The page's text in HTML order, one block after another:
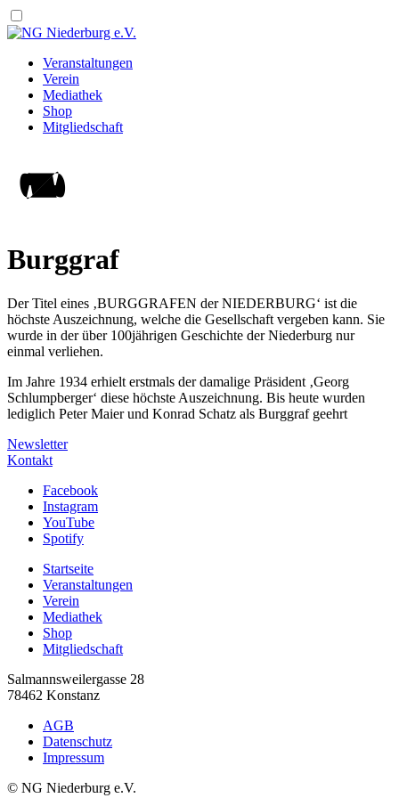
Veranstaltungen
Verein
Mediathek
Shop
Mitgliedschaft
Burggraf
Der Titel eines ‚BURGGRAFEN der NIEDERBURG‘ ist die
höchste Auszeich­nung, welche die Gesellschaft vergeben kann. Sie
wurde in der über 100jährigen Geschichte der Niederburg nur
einmal verliehen.
Im Jahre 1934 erhielt erstmals der damalige Präsident ‚Georg
Schlumpberger‘ diese höchste Auszeichnung. Bis heute wurden
lediglich Peter Maier und Konrad Schatz als Burggraf geehrt
Newsletter
Kontakt
Facebook
Instagram
YouTube
Spotify
Startseite
Veranstaltungen
Verein
Mediathek
Shop
Mitgliedschaft
Salmannsweilergasse 28
78462 Konstanz
AGB
Datenschutz
Impressum
© NG Niederburg e.V.